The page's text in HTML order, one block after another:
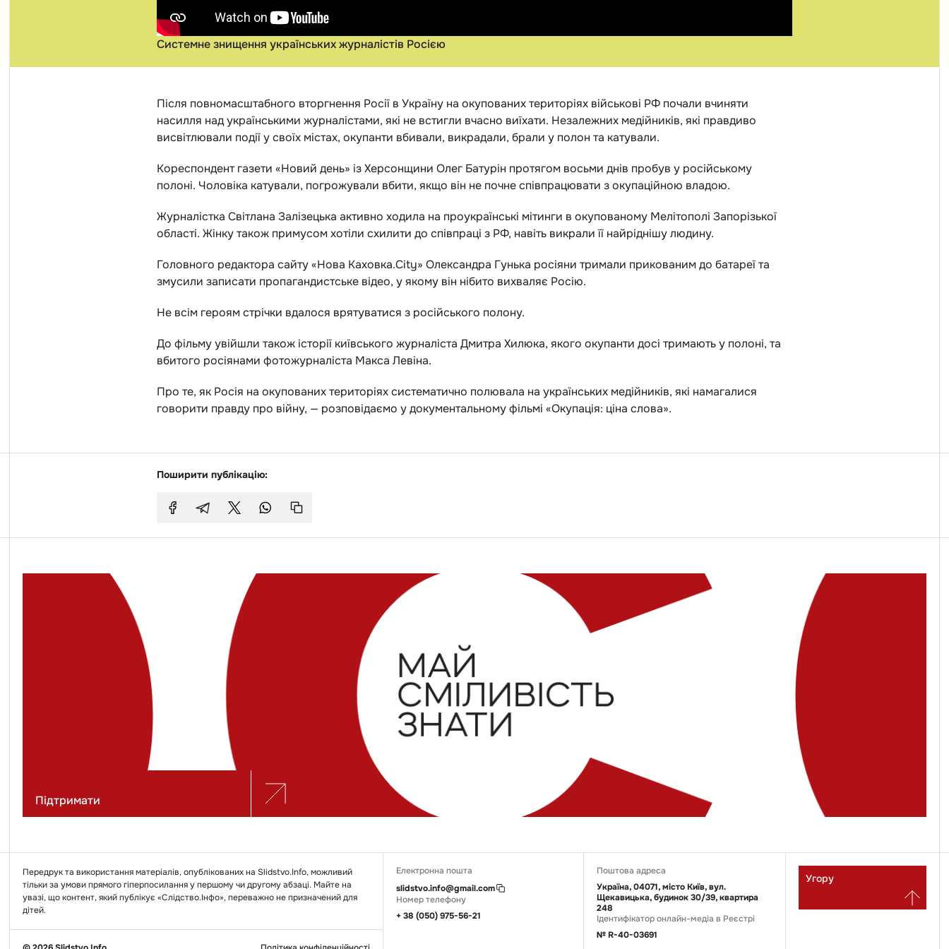
Системне знищення українських журналістів Росією
Після повномасштабного вторгнення Росії в Україну на окупованих територіях військові РФ почали вчиняти
насилля над українськими журналістами, які не встигли вчасно виїхати. Незалежних медійників, які правдиво
висвітлювали події у своїх містах, окупанти вбивали, викрадали, брали у полон та катували.
Кореспондент газети «Новий день» із Херсонщини Олег Батурін протягом восьми днів пробув у російському
полоні. Чоловіка катували, погрожували вбити, якщо він не почне співпрацювати з окупаційною владою.
Журналістка Світлана Залізецька активно ходила на проукраїнські мітинги в окупованому Мелітополі Запорізької
області. Жінку також примусом хотіли схилити до співпраці з РФ, навіть викрали її найріднішу людину.
Головного редактора сайту «Нова Каховка.Сity» Олександра Гунька росіяни тримали прикованим до батареї та
змусили записати пропагандистське відео, у якому він нібито вихваляє Росію.
Не всім героям стрічки вдалося врятуватися з російського полону.
До фільму увійшли також історії київського журналіста Дмитра Хилюка, якого окупанти досі тримають у полоні, та
вбитого росіянами фотожурналіста Макса Левіна.
Про те, як Росія на окупованих територіях систематично полювала на українських медійників, які намагалися
говорити правду про війну, — розповідаємо у документальному фільмі «Окупація: ціна слова».
Поширити публікацію:
Підтримати
Передрук та використання матеріалів, опублікованих на Slidstvo.Info, можливий
тільки за умови прямого гіперпосилання у першому чи другому абзаці. Майте на
увазі, що контент, який публікує «Слідство.Інфо», переважно не призначений для
дітей.
Електронна пошта
slidstvo.info@gmail.com
Номер телефону
+ 38 (050) 975-56-21
Поштова адреса
Україна, 04071, місто Київ, вул.
Щекавицька, будинок 30/39, квартира
248
Ідентифікатор онлайн-медіа в Реєстрі
№ R-40-03691
Угору